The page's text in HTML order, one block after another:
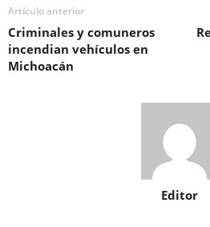
Artículo anterior
Criminales y comuneros
incendian vehículos en
Michoacán
Editor